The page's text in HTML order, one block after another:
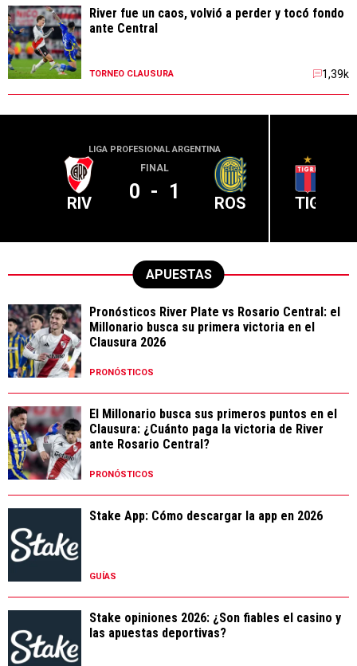
River fue un caos, volvió a perder y tocó fondo
ante Central
TORNEO CLAUSURA 1,39k
LIGA PROFESIONAL ARGENTINA
RIV
FINAL
0 - 1 ROS TIG
APUESTAS
Pronósticos River Plate vs Rosario Central: el
Millonario busca su primera victoria en el
Clausura 2026
PRONÓSTICOS
El Millonario busca sus primeros puntos en el
Clausura: ¿Cuánto paga la victoria de River
ante Rosario Central?
PRONÓSTICOS
Stake App: Cómo descargar la app en 2026
GUÍAS
Stake opiniones 2026: ¿Son fiables el casino y
las apuestas deportivas?